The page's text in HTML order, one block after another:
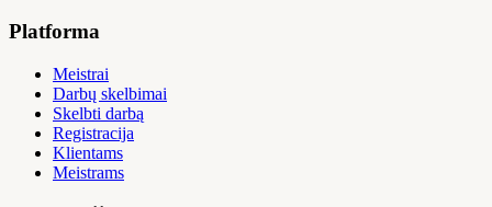
Platforma
Meistrai
Darbų skelbimai
Skelbti darbą
Registracija
Klientams
Meistrams